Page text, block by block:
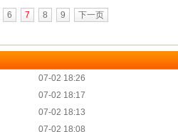
6 7 8 9 下一页
07-02 18:26
07-02 18:17
07-02 18:13
07-02 18:08